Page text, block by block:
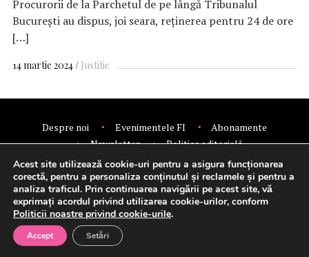
Procurorii de la Parchetul de pe lângă Tribunalul
Bucureşti au dispus, joi seara, reţinerea pentru 24 de ore
[…]
14 martie 2024 Justitie
Despre noi Evenimentele FI
Abonamente
Newsletter
Politica editorială
Politica de confidentialitate
Contact
Publicitate
© 2026 Financial Intelligence.
Setări cookie-uri
Acest site utilizează cookie-uri pentru a asigura funcționarea
corectă, pentru a personaliza conținutul și reclamele și pentru a
analiza traficul. Prin continuarea navigării pe acest site, vă
exprimați acordul privind utilizarea cookie-urilor, conform
Politicii noastre privind cookie-urile.
Accept Setări